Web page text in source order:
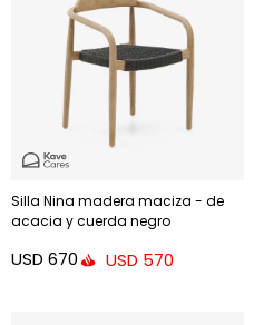
Silla Nina madera maciza - de
acacia y cuerda negro
USD 670 USD 570